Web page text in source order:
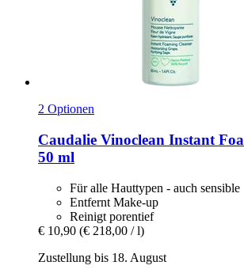
2 Optionen
Caudalie Vinoclean Instant
50 ml
Für alle Hauttypen - auch sensible
Entfernt Make-up
Reinigt porentief
€ 10,90 (€ 218,00 / l)
Zustellung bis 18. August